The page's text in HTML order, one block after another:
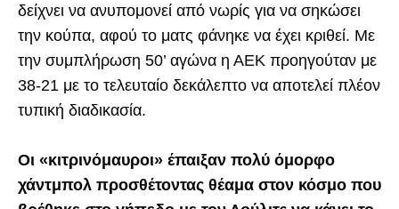
δείχνει να ανυπομονεί από νωρίς για να σηκώσει
την κούπα, αφού το ματς φάνηκε να έχει κριθεί. Με
την συμπλήρωση 50’ αγώνα η ΑΕΚ προηγούταν με
38-21 με το τελευταίο δεκάλεπτο να αποτελεί πλέον
τυπική διαδικασία.
Οι «κιτρινόμαυροι» έπαιξαν πολύ όμορφο
χάντμπολ προσθέτοντας θέαμα στον κόσμο που